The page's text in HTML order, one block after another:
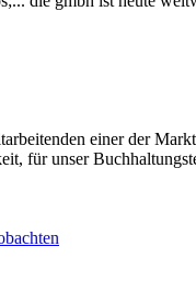
einer der
für unser